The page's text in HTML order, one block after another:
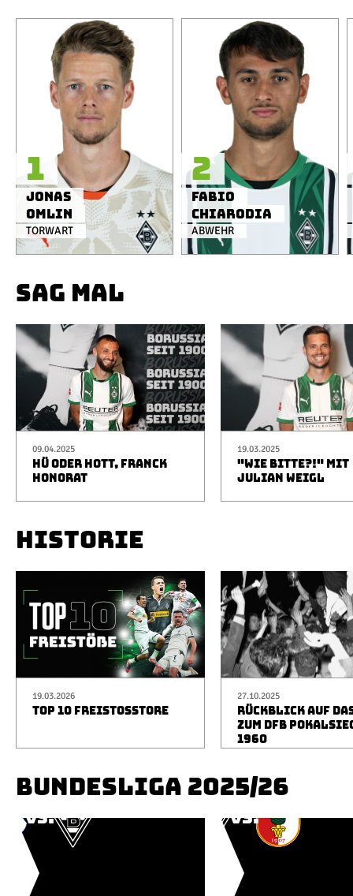
TORWART
Jonas
Omlin
1
ABWEHR
Fabio
Chiarodia
2
SAG MAL
09.04.2025
HÜ ODER HOTT, FRANCK
HONORAT
19.03.2025
"WIE BITTE?!" MIT
JULIAN WEIGL
HISTORIE
19.03.2026
TOP 10 FREISTOSSTORE
27.10.2025
RÜCKBLICK AUF
ZUM DFB
1960
BUNDESLIGA 2025/26